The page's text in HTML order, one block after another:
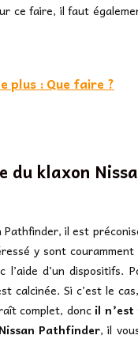
ce faire, il faut
plus : Que faire ?
du klaxon
il est
y sont couramment
d’un dispositifs.
calcinée. Si c’est le
complet, donc il
Pathfinder, il